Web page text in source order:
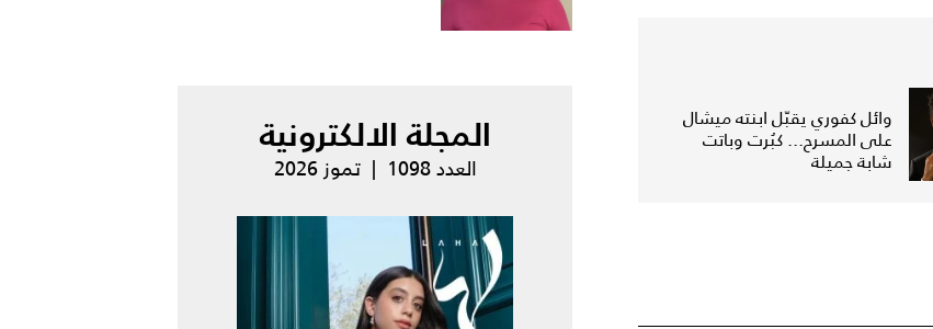
وائل كفوري يقبّل ابنته ميشال
على المسرح... كبُرت وباتت
شابة جميلة
المجلة الالكترونية
العدد 1098 | تموز 2026